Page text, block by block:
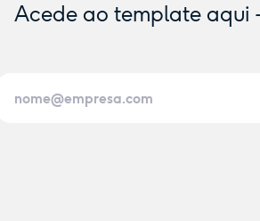
Acede ao template aqui